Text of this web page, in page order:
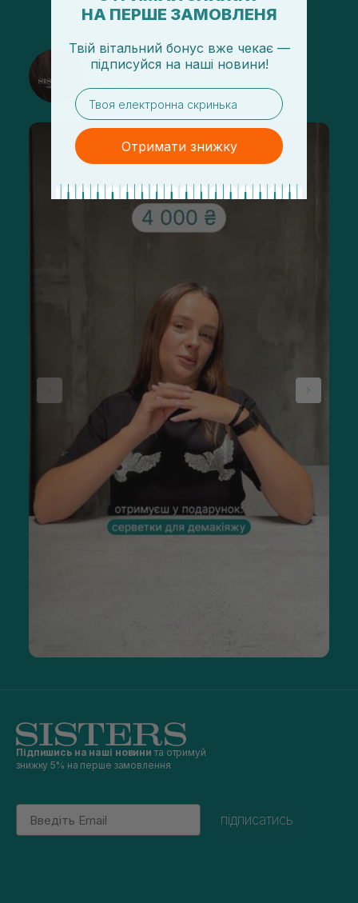
@sisters_stelmakh в Instagram
Підписатися
Підпишись на наші новини та отримуй
знижку 5% на перше замовлення
Email
підписатись
НА ПЕРШЕ ЗАМОВЛЕНЯ
Твій вітальний бонус вже чекає —
підписуйся на наші новини!
email
Отримати знижку